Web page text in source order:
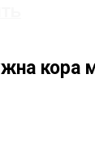
кора